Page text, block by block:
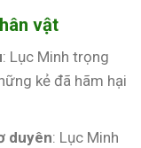
vật
: Lục Minh trọng
kẻ đã hãm hại
duyên: Lục Minh